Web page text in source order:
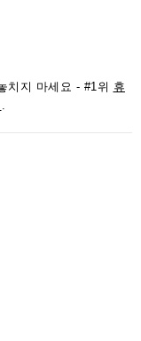
베스트셀러 카테고리 제품들을 놓치지 마세요 - #1위 휴
.